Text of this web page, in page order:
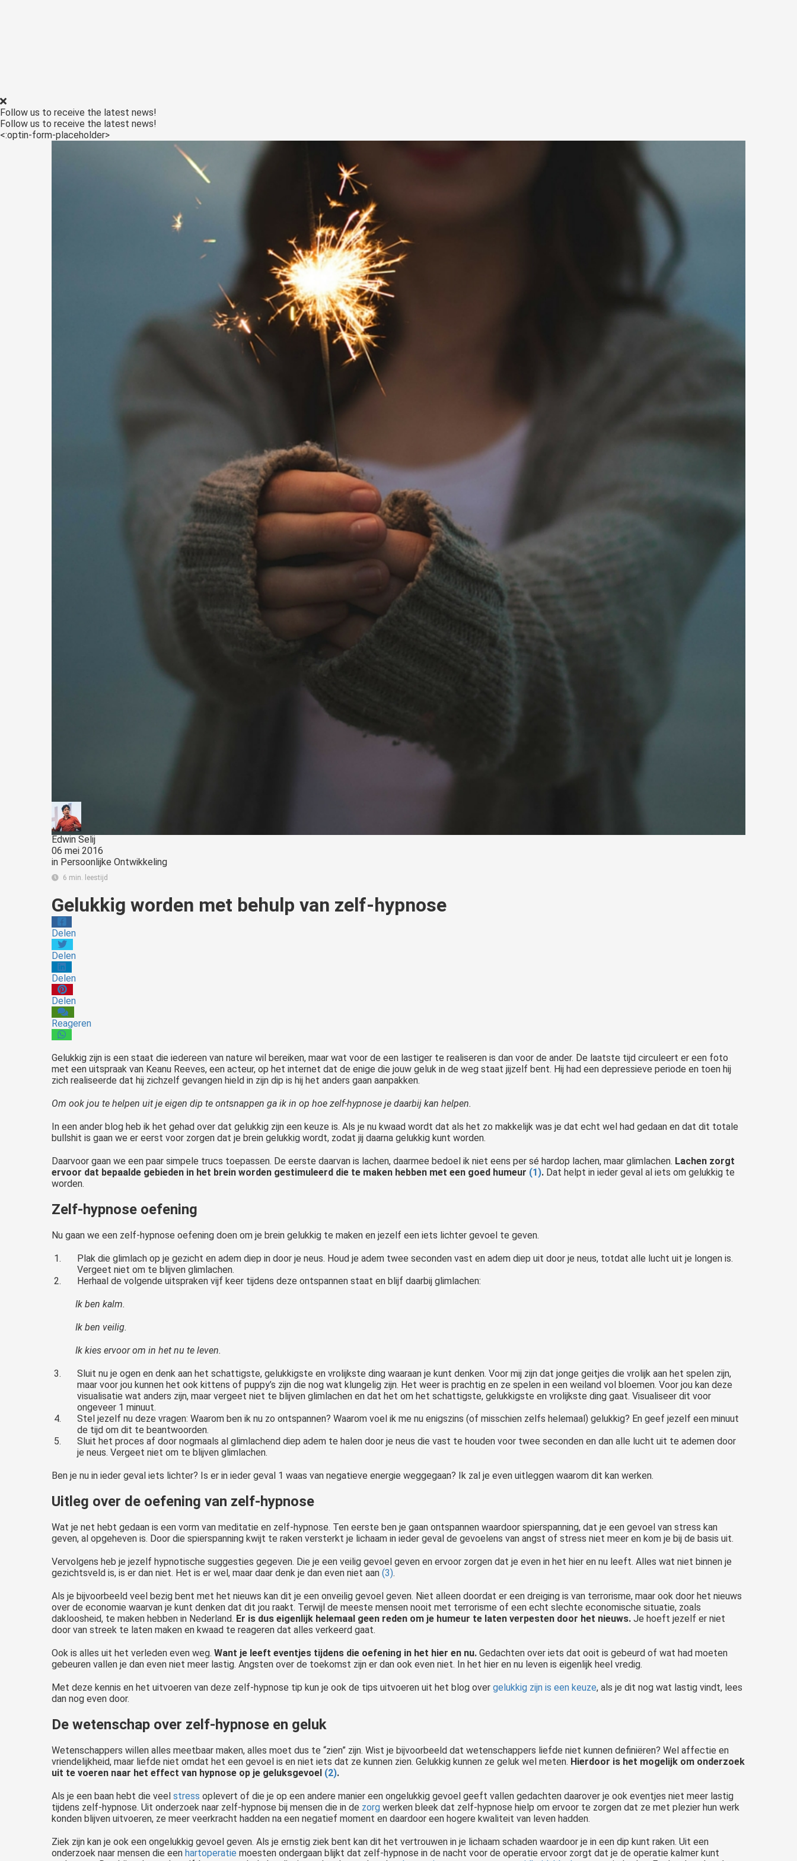
Follow us to receive the latest news!
Follow us to receive the latest news!
<:optin-form-placeholder>
Edwin Selij
06 mei 2016
in Persoonlijke Ontwikkeling
6 min. leestijd
Gelukkig worden met behulp van zelf-hypnose
Delen
Delen
Delen
Delen
Reageren
Gelukkig zijn is een staat die iedereen van nature wil bereiken, maar wat voor de een lastiger te realiseren is dan voor de ander. De laatste tijd circuleert er een foto
met een uitspraak van Keanu Reeves, een acteur, op het internet dat de enige die jouw geluk in de weg staat jijzelf bent. Hij had een depressieve periode en toen hij
zich realiseerde dat hij zichzelf gevangen hield in zijn dip is hij het anders gaan aanpakken.
Om ook jou te helpen uit je eigen dip te ontsnappen ga ik in op hoe zelf-hypnose je daarbij kan helpen.
In een ander blog heb ik het gehad over dat gelukkig zijn een keuze is. Als je nu kwaad wordt dat als het zo makkelijk was je dat echt wel had gedaan en dat dit totale
bullshit is gaan we er eerst voor zorgen dat je brein gelukkig wordt, zodat jij daarna gelukkig kunt worden.
Daarvoor gaan we een paar simpele trucs toepassen. De eerste daarvan is lachen, daarmee bedoel ik niet eens per sé hardop lachen, maar glimlachen. Lachen zorgt
ervoor dat bepaalde gebieden in het brein worden gestimuleerd die te maken hebben met een goed humeur (1). Dat helpt in ieder geval al iets om gelukkig te
worden.
Zelf-hypnose oefening
Nu gaan we een zelf-hypnose oefening doen om je brein gelukkig te maken en jezelf een iets lichter gevoel te geven.
Plak die glimlach op je gezicht en adem diep in door je neus. Houd je adem twee seconden vast en adem diep uit door je neus, totdat alle lucht uit je longen is.
Vergeet niet om te blijven glimlachen.
Herhaal de volgende uitspraken vijf keer tijdens deze ontspannen staat en blijf daarbij glimlachen:
Ik ben kalm.
Ik ben veilig.
Ik kies ervoor om in het nu te leven.
Sluit nu je ogen en denk aan het schattigste, gelukkigste en vrolijkste ding waaraan je kunt denken. Voor mij zijn dat jonge geitjes die vrolijk aan het spelen zijn,
maar voor jou kunnen het ook kittens of puppy’s zijn die nog wat klungelig zijn. Het weer is prachtig en ze spelen in een weiland vol bloemen. Voor jou kan deze
visualisatie wat anders zijn, maar vergeet niet te blijven glimlachen en dat het om het schattigste, gelukkigste en vrolijkste ding gaat. Visualiseer dit voor
ongeveer 1 minuut.
Stel jezelf nu deze vragen: Waarom ben ik nu zo ontspannen? Waarom voel ik me nu enigszins (of misschien zelfs helemaal) gelukkig? En geef jezelf een minuut
de tijd om dit te beantwoorden.
Sluit het proces af door nogmaals al glimlachend diep adem te halen door je neus die vast te houden voor twee seconden en dan alle lucht uit te ademen door
je neus. Vergeet niet om te blijven glimlachen.
Ben je nu in ieder geval iets lichter? Is er in ieder geval 1 waas van negatieve energie weggegaan? Ik zal je even uitleggen waarom dit kan werken.
Uitleg over de oefening van zelf-hypnose
Wat je net hebt gedaan is een vorm van meditatie en zelf-hypnose. Ten eerste ben je gaan ontspannen waardoor spierspanning, dat je een gevoel van stress kan
geven, al opgeheven is. Door die spierspanning kwijt te raken versterkt je lichaam in ieder geval de gevoelens van angst of stress niet meer en kom je bij de basis uit.
Vervolgens heb je jezelf hypnotische suggesties gegeven. Die je een veilig gevoel geven en ervoor zorgen dat je even in het hier en nu leeft. Alles wat niet binnen je
gezichtsveld is, is er dan niet. Het is er wel, maar daar denk je dan even niet aan (3).
Als je bijvoorbeeld veel bezig bent met het nieuws kan dit je een onveilig gevoel geven. Niet alleen doordat er een dreiging is van terrorisme, maar ook door het nieuws
over de economie waarvan je kunt denken dat dit jou raakt. Terwijl de meeste mensen nooit met terrorisme of een echt slechte economische situatie, zoals
dakloosheid, te maken hebben in Nederland. Er is dus eigenlijk helemaal geen reden om je humeur te laten verpesten door het nieuws. Je hoeft jezelf er niet
door van streek te laten maken en kwaad te reageren dat alles verkeerd gaat.
Ook is alles uit het verleden even weg. Want je leeft eventjes tijdens die oefening in het hier en nu. Gedachten over iets dat ooit is gebeurd of wat had moeten
gebeuren vallen je dan even niet meer lastig. Angsten over de toekomst zijn er dan ook even niet. In het hier en nu leven is eigenlijk heel vredig.
Met deze kennis en het uitvoeren van deze zelf-hypnose tip kun je ook de tips uitvoeren uit het blog over gelukkig zijn is een keuze, als je dit nog wat lastig vindt, lees
dan nog even door.
De wetenschap over zelf-hypnose en geluk
Wetenschappers willen alles meetbaar maken, alles moet dus te “zien” zijn. Wist je bijvoorbeeld dat wetenschappers liefde niet kunnen definiëren? Wel affectie en
vriendelijkheid, maar liefde niet omdat het een gevoel is en niet iets dat ze kunnen zien. Gelukkig kunnen ze geluk wel meten. Hierdoor is het mogelijk om onderzoek
uit te voeren naar het effect van hypnose op je geluksgevoel (2).
Als je een baan hebt die veel stress oplevert of die je op een andere manier een ongelukkig gevoel geeft vallen gedachten daarover je ook eventjes niet meer lastig
tijdens zelf-hypnose. Uit onderzoek naar zelf-hypnose bij mensen die in de zorg werken bleek dat zelf-hypnose hielp om ervoor te zorgen dat ze met plezier hun werk
konden blijven uitvoeren, ze meer veerkracht hadden na een negatief moment en daardoor een hogere kwaliteit van leven hadden.
Ziek zijn kan je ook een ongelukkig gevoel geven. Als je ernstig ziek bent kan dit het vertrouwen in je lichaam schaden waardoor je in een dip kunt raken. Uit een
onderzoek naar mensen die een hartoperatie moesten ondergaan blijkt dat zelf-hypnose in de nacht voor de operatie ervoor zorgt dat je de operatie kalmer kunt